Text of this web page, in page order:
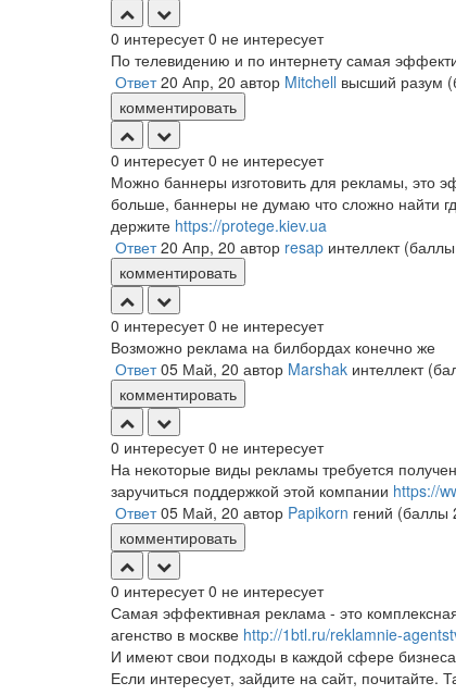
0 интересует 0 не интересует
По телевидению и по интернету самая
Ответ 20 Апр, 20 автор Mitchell высший разум
комментировать
0 интересует 0 не интересует
Можно баннеры изготовить для рекламы, это
больше, баннеры не думаю что сложно найти
держите https://protege.kiev.ua
Ответ 20 Апр, 20 автор resap интеллект (баллы
комментировать
0 интересует 0 не интересует
Возможно реклама на билбордах конечно же
Ответ 05 Май, 20 автор Marshak интеллект
комментировать
0 интересует 0 не интересует
На некоторые виды рекламы требуется
заручиться поддержкой этой компании https://
Ответ 05 Май, 20 автор Papikorn гений (баллы
комментировать
0 интересует 0 не интересует
Самая эффективная реклама - это
агенство в москве http://1btl.ru/reklamnie-
И имеют свои подходы в каждой сфере
Если интересует, зайдите на сайт, почитайте.